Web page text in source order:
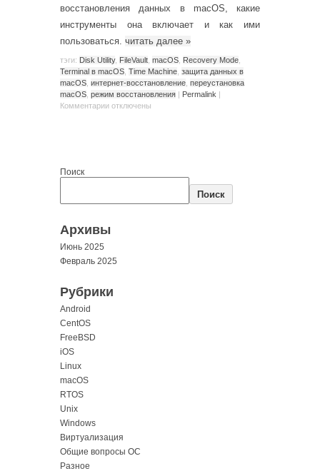
восстановления данных в macOS, какие
инструменты она включает и как ими
пользоваться. читать далее »
тэги: Disk Utility, FileVault macOS Recovery Mode
Terminal в macOS Time Machine защита данных в
macOS интернет-восстановление переустановка
macOS режим восстановления | Permalink |
Комментарии отключены
Поиск
Поиск
Архивы
Июнь 2025
Февраль 2025
Рубрики
Android
CentOS
FreeBSD
iOS
Linux
macOS
RTOS
Unix
Windows
Виртуализация
Общие вопросы ОС
Разное